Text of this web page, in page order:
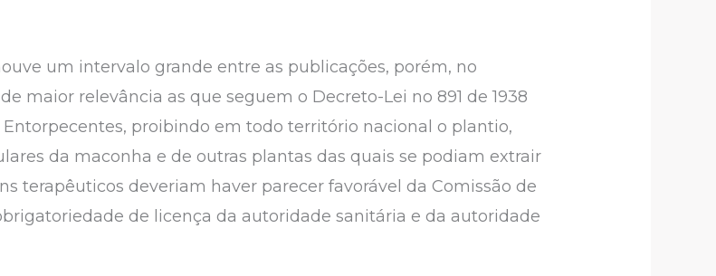
um intervalo grande entre as publicações, porém, no
maior relevância as que seguem o Decreto-Lei no 891 de 1938
proibindo em todo território nacional o plantio,
da maconha e de outras plantas das quais se podiam extrair
terapêuticos deveriam haver parecer favorável da Comissão de
de licença da autoridade sanitária e da autoridade